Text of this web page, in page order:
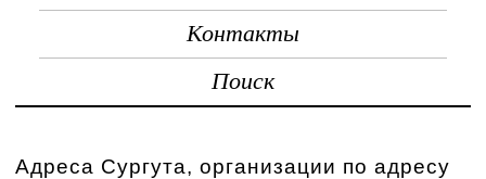
Контакты
Поиск
Адреса Сургута, организации по адресу